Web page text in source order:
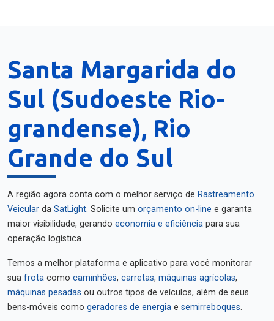
Santa Margarida do
Sul (Sudoeste Rio-
grandense), Rio
Grande do Sul
A região agora conta com o melhor serviço de Rastreamento
Veicular da SatLight. Solicite um orçamento on-line e garanta
maior visibilidade, gerando economia e eficiência para sua
operação logística.
Temos a melhor plataforma e aplicativo para você monitorar
sua frota como caminhões, carretas, máquinas agrícolas,
máquinas pesadas ou outros tipos de veículos, além de seus
bens-móveis como geradores de energia e semirreboques.